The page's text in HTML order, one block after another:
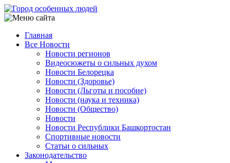
Перейти
к
содержанию
Main
navigation
Главная
Все Новости
Новости регионов
Видеосюжеты о сильных духом
Новости Белорецка
Новости (Здоровье)
Новости (Льготы и пособие)
Новости (наука и техника)
Новости (Общество)
Новости
Новости Республики Башкортостан
Спортивные новости
Статьи о сильных
Законодательство